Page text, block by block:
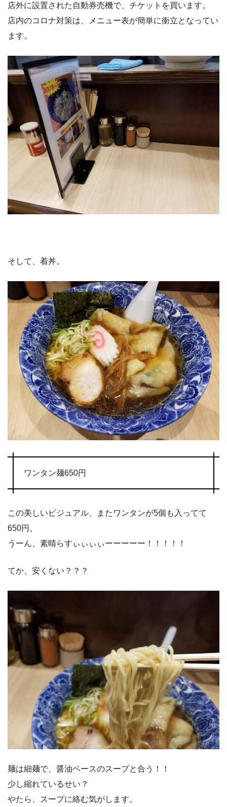
店外に設置された自動券売機で、チケットを買います。
店内のコロナ対策は、メニュー表が簡単に衝立となってい
ます。
そして、着丼。
ワンタン麺650円
この美しいビジュアル、またワンタンが5個も入ってて
650円。
うーん、素晴らすぃぃぃぃーーーーー！！！！！
てか、安くない？？？
麺は細麺で、醤油ベースのスープと合う！！
少し縮れているせい？
やたら、スープに絡む気がします。